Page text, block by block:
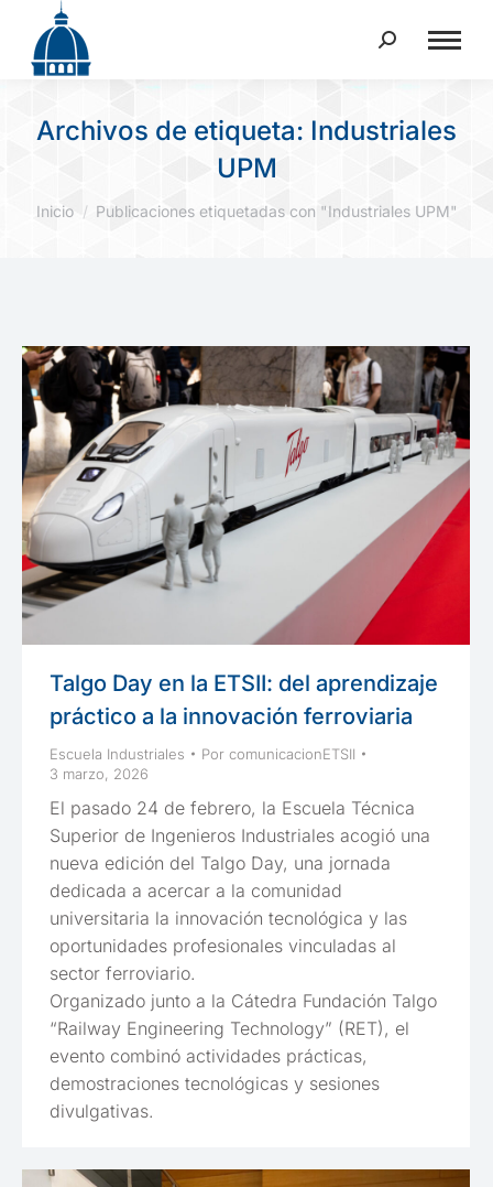
Buscar:
Archivos de etiqueta: Industriales
UPM
Estás aquí:
Inicio Publicaciones etiquetadas con "Industriales UPM"
Talgo Day en la ETSII: del aprendizaje
práctico a la innovación ferroviaria
Escuela Industriales Por comunicacionETSII
3 marzo, 2026
El pasado 24 de febrero, la Escuela Técnica
Superior de Ingenieros Industriales acogió una
nueva edición del Talgo Day, una jornada
dedicada a acercar a la comunidad
universitaria la innovación tecnológica y las
oportunidades profesionales vinculadas al
sector ferroviario.
Organizado junto a la Cátedra Fundación Talgo
“Railway Engineering Technology” (RET), el
evento combinó actividades prácticas,
demostraciones tecnológicas y sesiones
divulgativas.